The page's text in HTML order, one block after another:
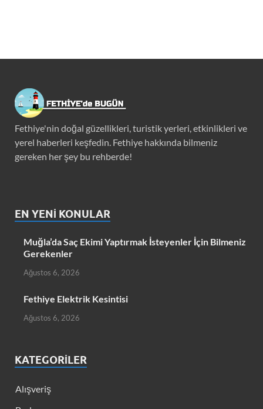
Fethiye'nin doğal güzellikleri, turistik yerleri, etkinlikleri ve
yerel haberleri keşfedin. Fethiye hakkında bilmeniz
gereken her şey bu rehberde!
EN YENI KONULAR
Muğla’da Saç Ekimi Yaptırmak İsteyenler İçin Bilmeniz
Gerekenler
Ağustos 6, 2026
Fethiye Elektrik Kesintisi
Ağustos 6, 2026
KATEGORILER
Alışveriş